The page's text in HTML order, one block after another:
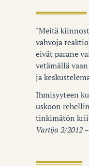
"Meitä
vahvoja
eivät parane
vetämällä
ja
Ihmisyyteen
uskoon
tinkimätön
Vartija 2/2012 –